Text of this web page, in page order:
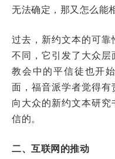
无法确定，那又怎么能
过去，新约文本的可
不同，它引发了大众层
教会中的平信徒也开
面，福音派学者觉得
向大众的新约文本研
信的。
二、互联网的推动